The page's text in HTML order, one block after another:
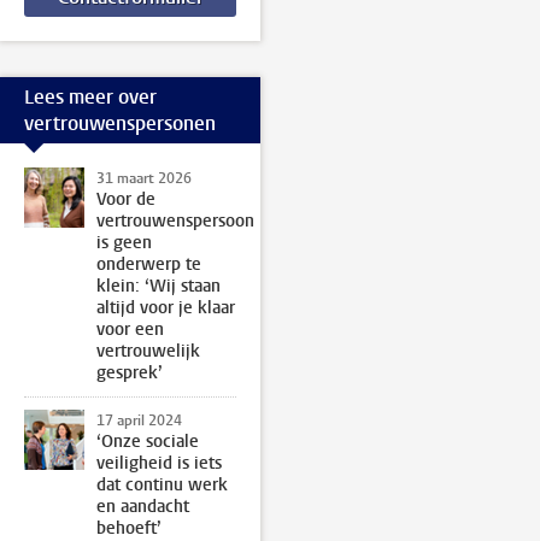
Lees meer over
vertrouwenspersonen
31 maart 2026
Voor de
vertrouwenspersoon
is geen
onderwerp te
klein: ‘Wij staan
altijd voor je klaar
voor een
vertrouwelijk
gesprek’
17 april 2024
‘Onze sociale
veiligheid is iets
dat continu werk
en aandacht
behoeft’